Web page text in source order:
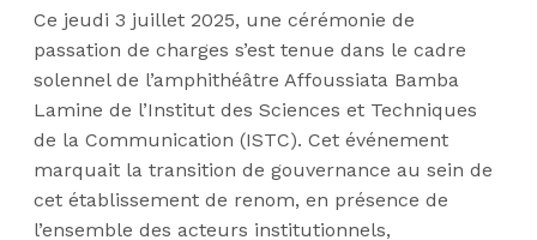
Ce jeudi 3 juillet 2025, une cérémonie de
passation de charges s’est tenue dans le cadre
solennel de l’amphithéâtre Affoussiata Bamba
Lamine de l’Institut des Sciences et Techniques
de la Communication (ISTC). Cet événement
marquait la transition de gouvernance au sein de
cet établissement de renom, en présence de
l’ensemble des acteurs institutionnels,